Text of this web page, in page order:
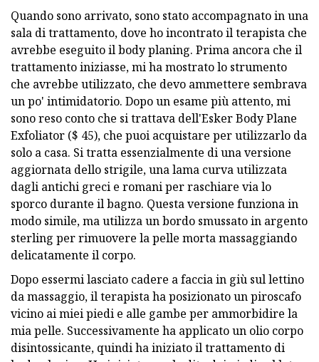
Quando sono arrivato, sono stato accompagnato in una
sala di trattamento, dove ho incontrato il terapista che
avrebbe eseguito il body planing. Prima ancora che il
trattamento iniziasse, mi ha mostrato lo strumento
che avrebbe utilizzato, che devo ammettere sembrava
un po' intimidatorio. Dopo un esame più attento, mi
sono reso conto che si trattava dell'Esker Body Plane
Exfoliator ($ 45), che puoi acquistare per utilizzarlo da
solo a casa. Si tratta essenzialmente di una versione
aggiornata dello strigile, una lama curva utilizzata
dagli antichi greci e romani per raschiare via lo
sporco durante il bagno. Questa versione funziona in
modo simile, ma utilizza un bordo smussato in argento
sterling per rimuovere la pelle morta massaggiando
delicatamente il corpo.
Dopo essermi lasciato cadere a faccia in giù sul lettino
da massaggio, il terapista ha posizionato un piroscafo
vicino ai miei piedi e alle gambe per ammorbidire la
mia pelle. Successivamente ha applicato un olio corpo
disintossicante, quindi ha iniziato il trattamento di